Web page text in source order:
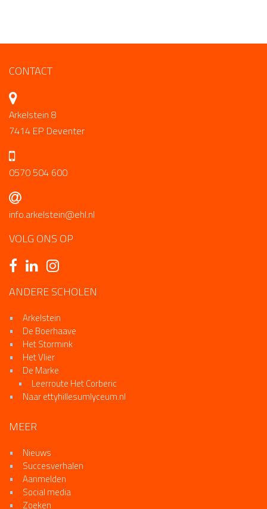
Arkelstein 8
7414 EP Deventer
0570 504 600
VOLG ONS OP
Arkelstein
De Boerhaave
Het Stormink
Het Vlier
De Marke
Leerroute Het Corberic
Nieuws
Succesverhalen
Aanmelden